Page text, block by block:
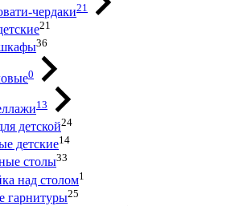
чердаки21
21
36
0
13
детской24
детские14
столы33
над столом1
гарнитуры25